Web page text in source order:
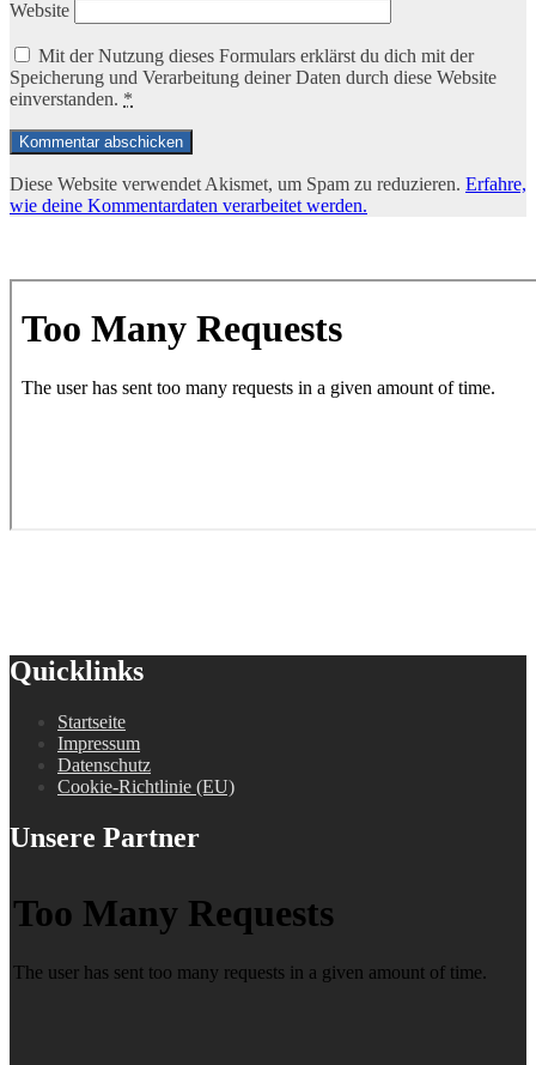
Website
Mit der Nutzung dieses Formulars erklärst du dich mit der
Speicherung und Verarbeitung deiner Daten durch diese Website
einverstanden. *
Diese Website verwendet Akismet, um Spam zu reduzieren. Erfahre,
wie deine Kommentardaten verarbeitet werden.
Quicklinks
Startseite
Impressum
Datenschutz
Cookie-Richtlinie (EU)
Unsere Partner